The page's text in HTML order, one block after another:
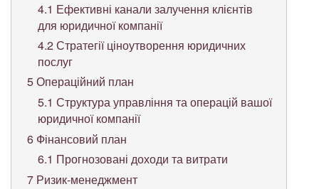
4.1 Ефективні канали залучення клієнтів
для юридичної компанії
4.2Стратегії ціноутворення юридичних
послуг
5Операційний план
5.1 Структура управління та операцій вашої
юридичної компанії
6 Фінансовий план
6.1 Прогнозовані доходи та витрати
7 Ризик-менеджмент